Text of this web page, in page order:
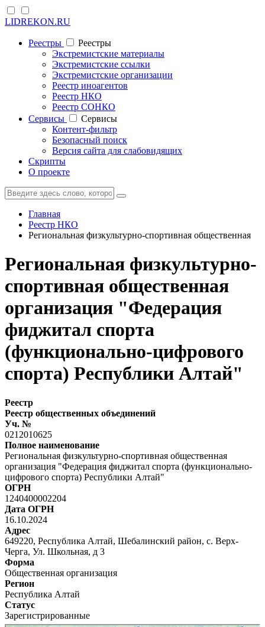
LIDREKON.RU
Реестры
Реестры
Экстремистские материалы
Экстремистские ссылки
Экстремистские организации
Реестр иноагентов
Реестр НКО
Реестр СОНКО
Cервисы
Cервисы
Контент-фильтр
Безопасный поиск
Версия сайта для слабовидящих
Скрипты
О проекте
Главная
Реестр НКО
Региональная физкультурно-спортивная общественная
Региональная физкультурно-
спортивная общественная
организация "Федерация
фиджитал спорта
(функционально-цифрового
спорта) Республики Алтай"
Реестр
Реестр общественных объединений
Уч. №
0212010625
Полное наименование
Региональная физкультурно-спортивная общественная
организация "Федерация фиджитал спорта (функционально-
цифрового спорта) Республики Алтай"
ОГРН
1240400002204
Дата ОГРН
16.10.2024
Адрес
649220, Республика Алтай, Шебалинский район, с. Верх-
Черга, Ул. Школьная, д 3
Форма
Общественная организация
Регион
Республика Алтай
Статус
Зарегистрированные